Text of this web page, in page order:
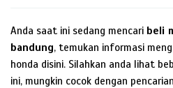
Anda saat ini sedang mencari beli
bandung, temukan informasi
honda disini. Silahkan anda lihat
ini, mungkin cocok dengan